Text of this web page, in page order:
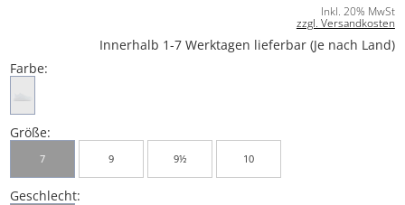
Inkl. 20% MwSt
zzgl. Versandkosten
Innerhalb 1-7 Werktagen lieferbar (Je nach Land)
Farbe:
Größe:
7 9 9½ 10
Geschlecht: